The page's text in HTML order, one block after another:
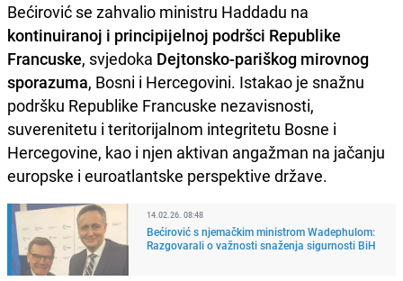
Bećirović se zahvalio ministru Haddadu na
kontinuiranoj i principijelnoj podršci Republike
Francuske, svjedoka Dejtonsko-pariškog mirovnog
sporazuma, Bosni i Hercegovini. Istakao je snažnu
podršku Republike Francuske nezavisnosti,
suverenitetu i teritorijalnom integritetu Bosne i
Hercegovine, kao i njen aktivan angažman na jačanju
europske i euroatlantske perspektive države.
14.02.26. 08:48
Bećirović s njemačkim ministrom Wadephulom:
Razgovarali o važnosti snaženja sigurnosti BiH